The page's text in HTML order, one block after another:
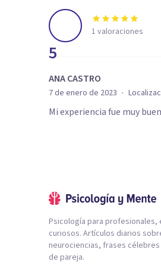
5
1 valoraciones
ANA CASTRO
7 de enero de 2023 ·
Mi experiencia fue muy
Psicología para profesionales,
curiosos. Artículos diarios
neurociencias, frases
de pareja.